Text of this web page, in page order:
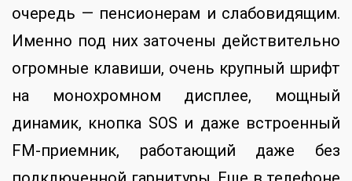
очередь — пенсионерам и слабовидящим.
Именно под них заточены действительно
огромные клавиши, очень крупный шрифт
на монохромном дисплее, мощный
динамик, кнопка SOS и даже встроенный
FM-приемник, работающий даже без